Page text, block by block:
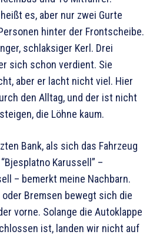
es, aber nur zwei Gurte
hinter der Frontscheibe.
schlaksiger Kerl. Drei
sich schon verdient. Sie
aber er lacht nicht viel. Hier
den Alltag, und der ist nicht
die Löhne kaum.
Bank, als sich das Fahrzeug
Karussell” –
– bemerkt meine Nachbarn.
Bremsen bewegt sich die
vorne. Solange die Autoklappe
ist, landen wir nicht auf